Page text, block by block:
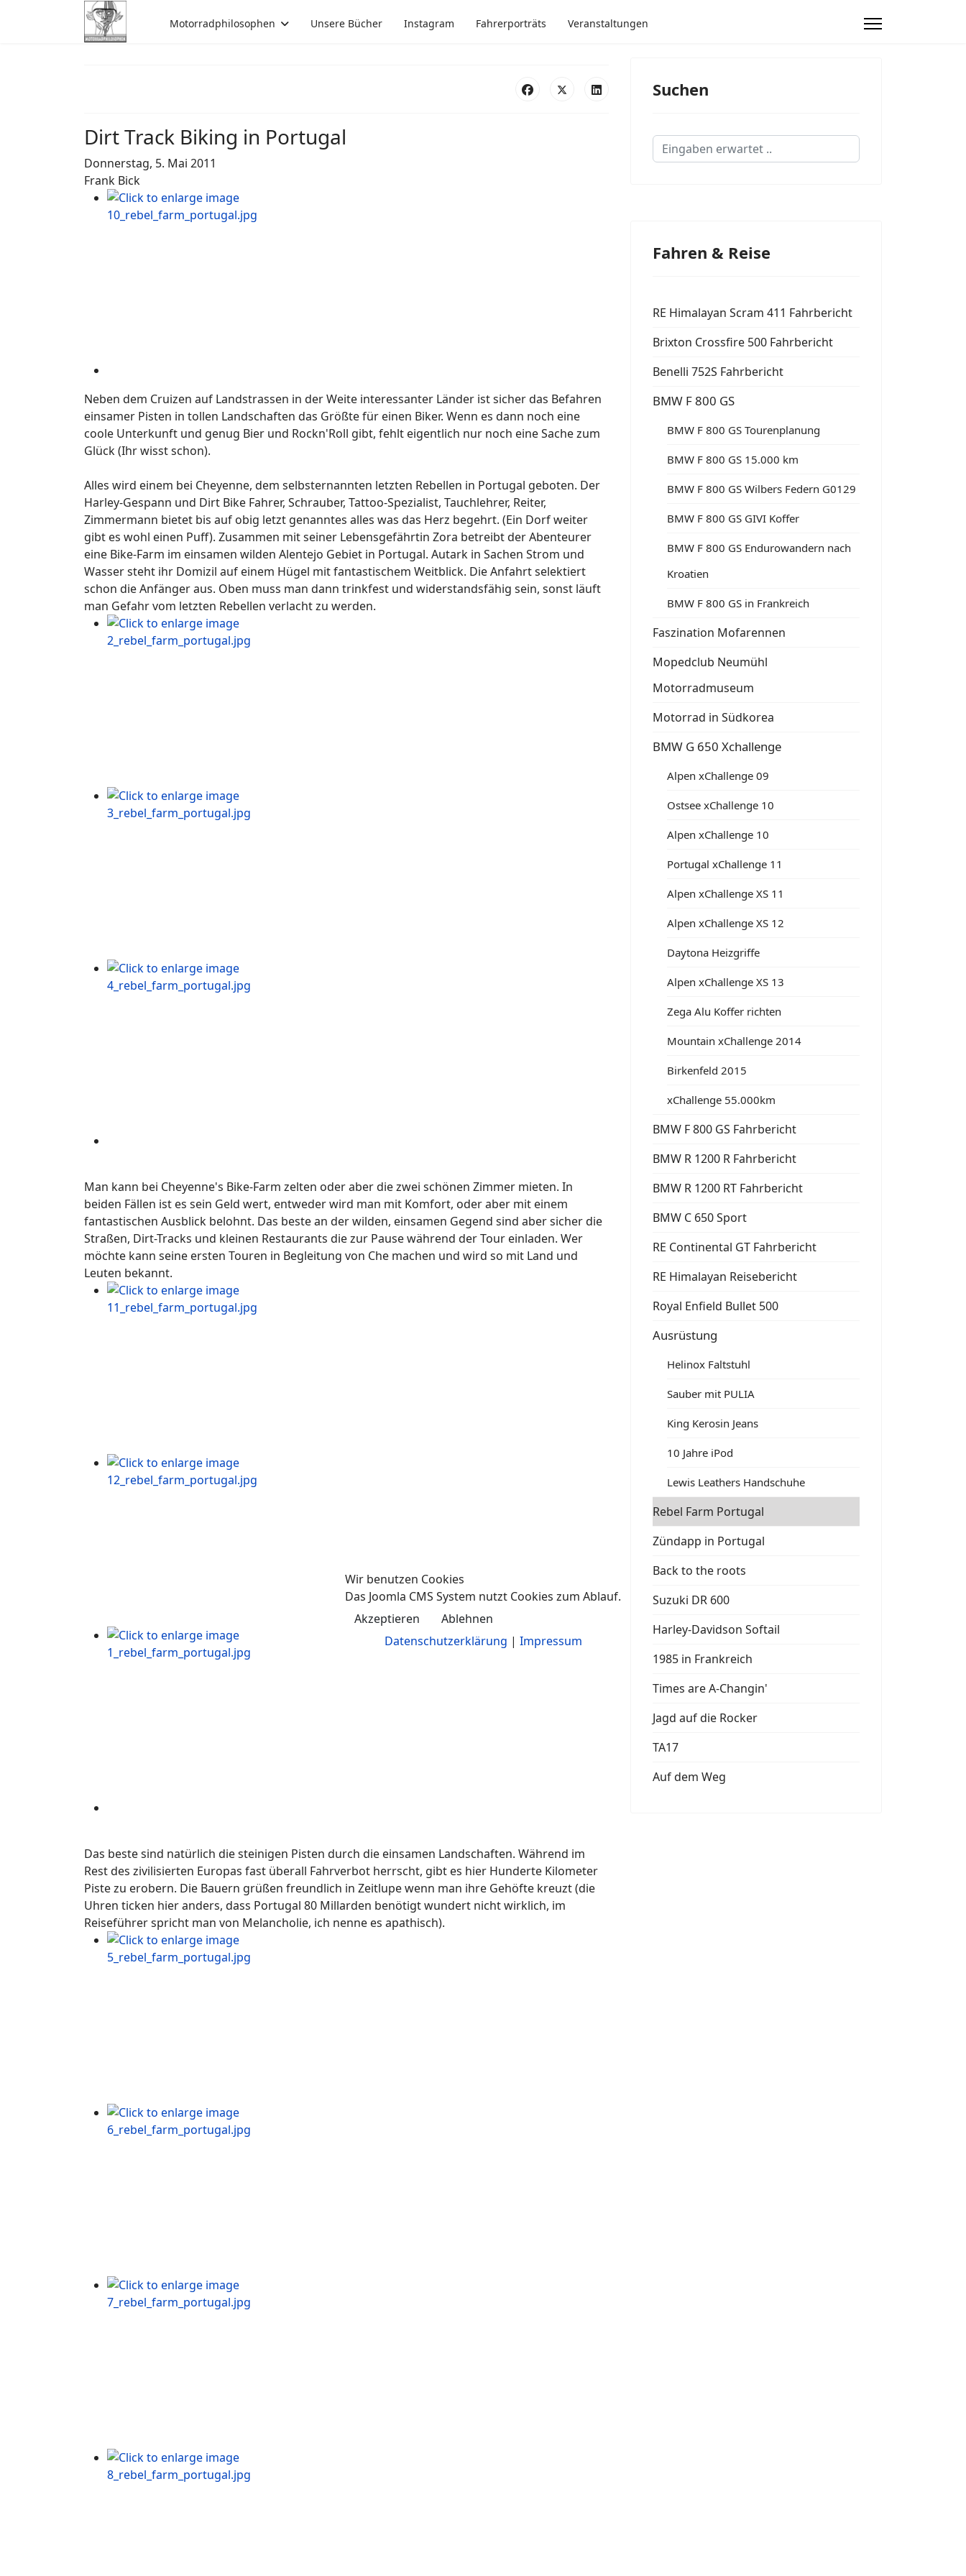
Motorradphilosophen Unsere Bücher Instagram Fahrerporträts Veranstaltungen
Dirt Track Biking in Portugal
Donnerstag, 5. Mai 2011
Frank Bick
Neben dem Cruizen auf Landstrassen in der Weite interessanter Länder ist sicher das Befahren
einsamer Pisten in tollen Landschaften das Größte für einen Biker. Wenn es dann noch eine
coole Unterkunft und genug Bier und Rockn'Roll gibt, fehlt eigentlich nur noch eine Sache zum
Glück (Ihr wisst schon).
Alles wird einem bei Cheyenne, dem selbsternannten letzten Rebellen in Portugal geboten. Der
Harley-Gespann und Dirt Bike Fahrer, Schrauber, Tattoo-Spezialist, Tauchlehrer, Reiter,
Zimmermann bietet bis auf obig letzt genanntes alles was das Herz begehrt. (Ein Dorf weiter
gibt es wohl einen Puff). Zusammen mit seiner Lebensgefährtin Zora betreibt der Abenteurer
eine Bike-Farm im einsamen wilden Alentejo Gebiet in Portugal. Autark in Sachen Strom und
Wasser steht ihr Domizil auf einem Hügel mit fantastischem Weitblick. Die Anfahrt selektiert
schon die Anfänger aus. Oben muss man dann trinkfest und widerstandsfähig sein, sonst läuft
man Gefahr vom letzten Rebellen verlacht zu werden.
Man kann bei Cheyenne's Bike-Farm zelten oder aber die zwei schönen Zimmer mieten. In
beiden Fällen ist es sein Geld wert, entweder wird man mit Komfort, oder aber mit einem
fantastischen Ausblick belohnt. Das beste an der wilden, einsamen Gegend sind aber sicher die
Straßen, Dirt-Tracks und kleinen Restaurants die zur Pause während der Tour einladen. Wer
möchte kann seine ersten Touren in Begleitung von Che machen und wird so mit Land und
Leuten bekannt.
Das beste sind natürlich die steinigen Pisten durch die einsamen Landschaften. Während im
Rest des zivilisierten Europas fast überall Fahrverbot herrscht, gibt es hier Hunderte Kilometer
Piste zu erobern. Die Bauern grüßen freundlich in Zeitlupe wenn man ihre Gehöfte kreuzt (die
Uhren ticken hier anders, dass Portugal 80 Millarden benötigt wundert nicht wirklich, im
Reiseführer spricht man von Melancholie, ich nenne es apathisch).
Suchen
Suchen...
Fahren & Reise
RE Himalayan Scram 411 Fahrbericht
Brixton Crossfire 500 Fahrbericht
Benelli 752S Fahrbericht
BMW F 800 GS
BMW F 800 GS Tourenplanung
BMW F 800 GS 15.000 km
BMW F 800 GS Wilbers Federn G0129
BMW F 800 GS GIVI Koffer
BMW F 800 GS Endurowandern nach
Kroatien
BMW F 800 GS in Frankreich
Faszination Mofarennen
Mopedclub Neumühl
Motorradmuseum
Motorrad in Südkorea
BMW G 650 Xchallenge
Alpen xChallenge 09
Ostsee xChallenge 10
Alpen xChallenge 10
Portugal xChallenge 11
Alpen xChallenge XS 11
Alpen xChallenge XS 12
Daytona Heizgriffe
Alpen xChallenge XS 13
Zega Alu Koffer richten
Mountain xChallenge 2014
Birkenfeld 2015
xChallenge 55.000km
BMW F 800 GS Fahrbericht
BMW R 1200 R Fahrbericht
BMW R 1200 RT Fahrbericht
BMW C 650 Sport
RE Continental GT Fahrbericht
RE Himalayan Reisebericht
Royal Enfield Bullet 500
Ausrüstung
Helinox Faltstuhl
Sauber mit PULIA
King Kerosin Jeans
10 Jahre iPod
Lewis Leathers Handschuhe
Rebel Farm Portugal
Zündapp in Portugal
Back to the roots
Suzuki DR 600
Harley-Davidson Softail
1985 in Frankreich
Times are A-Changin'
Jagd auf die Rocker
TA17
Auf dem Weg
Wir benutzen Cookies
Das Joomla CMS System nutzt Cookies zum Ablauf.
Akzeptieren
Ablehnen
Datenschutzerklärung | Impressum